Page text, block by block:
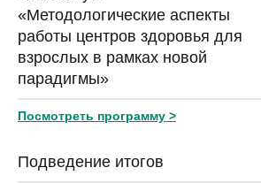
«Методологические аспекты
работы центров здоровья для
взрослых в рамках новой
парадигмы»
Посмотреть программу >
Подведение итогов